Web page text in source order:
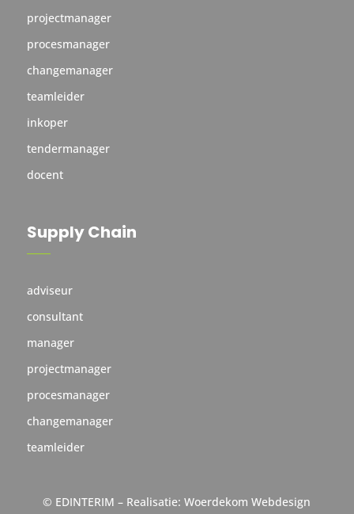
projectmanager
procesmanager
changemanager
teamleider
inkoper
tendermanager
docent
Supply Chain
adviseur
consultant
manager
projectmanager
procesmanager
changemanager
teamleider
© EDINTERIM – Realisatie:Woerdekom Webdesign